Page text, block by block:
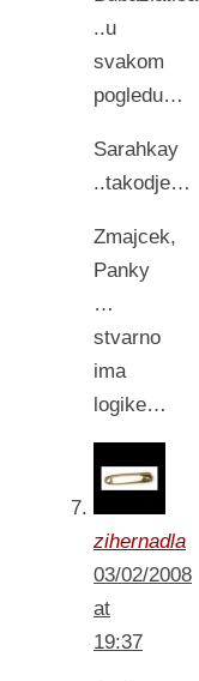
..u
svakom
pogledu…
Sarahkay
..takodje…
Zmajcek,
Panky
…
stvarno
ima
logike…
zihernadla
03/02/2008
at
19:37